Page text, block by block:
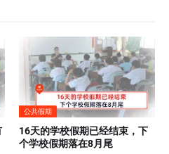
公共假期
16天的学校假期已经结束，下
个学校假期落在8月尾